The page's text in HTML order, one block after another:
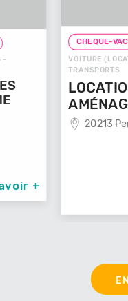
-
+
CHEQUE-
VOITURE
TRANSPORTS
20213